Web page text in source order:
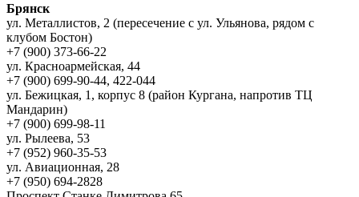
Брянск
ул. Металлистов, 2 (пересечение с ул. Ульянова, рядом с
клубом Бостон)
+7 (900) 373-66-22
ул. Красноармейская, 44
+7 (900) 699-90-44, 422-044
ул. Бежицкая, 1, корпус 8 (район Кургана, напротив ТЦ
Мандарин)
+7 (900) 699-98-11
ул. Рылеева, 53
+7 (952) 960-35-53
ул. Авиационная, 28
+7 (950) 694-2828